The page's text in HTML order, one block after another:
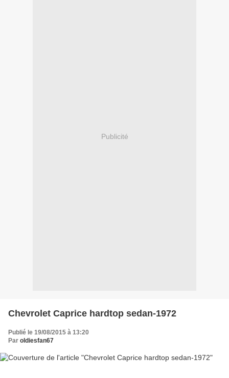
Publicité
Chevrolet Caprice hardtop sedan-1972
Publié le 19/08/2015 à 13:20
Par oldiesfan67